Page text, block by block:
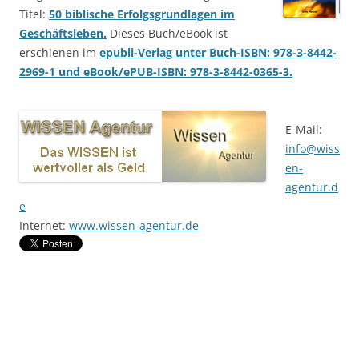
Titel: 50 biblische Erfolgsgrundlagen im
Geschäftsleben. Dieses Buch/eBook ist
erschienen im epubli-Verlag unter Buch-ISBN: 978-3-8442-
2969-1 und eBook/ePUB-ISBN: 978-3-8442-0365-3.
E-Mail:
info@wiss
en-
agentur.d
e
Internet: www.wissen-agentur.de